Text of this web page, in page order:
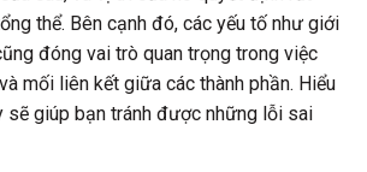
thể. Bên cạnh đó, các yếu tố như giới
đóng vai trò quan trọng trong việc
mối liên kết giữa các thành phần. Hiểu
sẽ giúp bạn tránh được những lỗi sai